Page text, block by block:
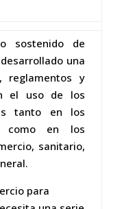
sostenido de
una
reglamentos y
el uso de los
tanto en los
como en los
sanitario,
para